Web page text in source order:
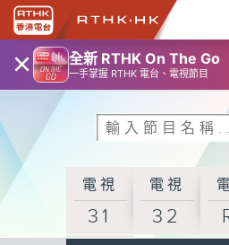
× 全新 RTHK On The Go
一手掌握 RTHK 電台、電視節目
電視
31
電視
32